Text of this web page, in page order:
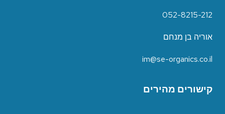
052-8215-212
אוריה בן מנחם
im@se-organics.co.il
קישורים מהירים